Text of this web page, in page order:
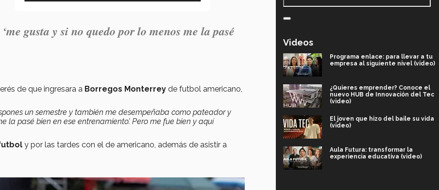
gusta y si no quedo por lo menos me la pasé
de que ingresara a Borregos Monterrey de futbol americano,
un semestre y también me desempeñaba como pateador y
la pasé bien en ese entrenamiento’. Pero me fue bien y aquí
y por las tardes con el de americano, además de asistir a
Videos
Programa enlace: para llevar a tu
empresa al siguiente nivel (video)
¿Quieres emprender? Conoce el
nuevo HUB de Innovación del Tec
(video)
El joven que hizo del baile su vida
(video)
Aula Futura: transformar la
experiencia educativa (video)